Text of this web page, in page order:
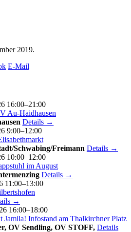
2019.
E-Mail
16:00–21:00
Au-Haidhausen
Details →
9:00–12:00
Schwabing/Freimann Details →
10:00–12:00
im August
Details →
11:00–13:00
→
16:00–18:00
Jamila! Infostand am Thalkirchner Platz
OV Sendling, OV STOFF, Details